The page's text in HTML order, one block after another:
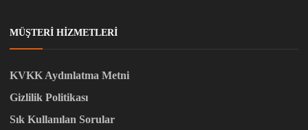
MÜŞTERI HIZMETLERI
KVKK Aydınlatma Metni
Gizlilik Politikası
Sık Kullanılan Sorular